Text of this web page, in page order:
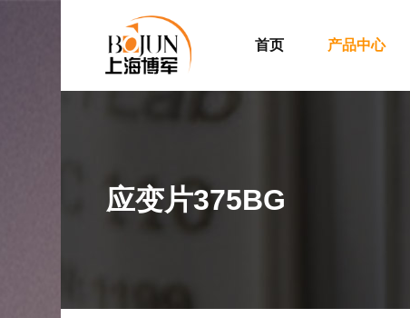
首页 产品中心
应变片375BG